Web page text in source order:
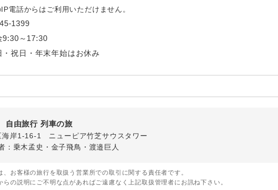
電話からはご利用いただけません。
1399
9:30～17:30
・祝日・年末年始はお休み
自由旅行 列車の旅
岸1-16-1 ニューピア竹芝サウスタワー
：乗木孟史・金子飛鳥・渡邉巨人
お客様の旅行を取扱う営業所での取引に関する責任者です。
らの説明にご不明な点があればご遠慮なく上記取扱管理者にお訊ね下さい。